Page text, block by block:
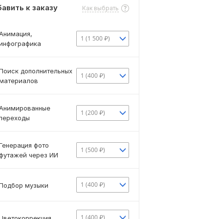
к заказу Как выбрать
1 (1 500 ₽)
дополнительных
1 (400 ₽)
1 (200 ₽)
фото
через ИИ
1 (500 ₽)
музыки 1 (400 ₽)
1 (400 ₽)